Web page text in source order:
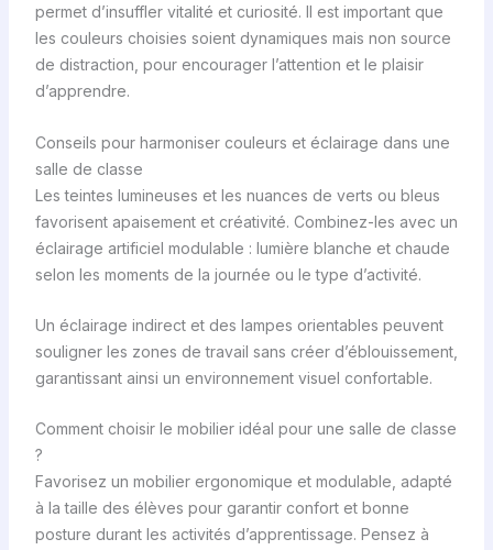
permet d’insuffler vitalité et curiosité. Il est important que
les couleurs choisies soient dynamiques mais non source
de distraction, pour encourager l’attention et le plaisir
d’apprendre.
Conseils pour harmoniser couleurs et éclairage dans une
salle de classe
Les teintes lumineuses et les nuances de verts ou bleus
favorisent apaisement et créativité. Combinez-les avec un
éclairage artificiel modulable : lumière blanche et chaude
selon les moments de la journée ou le type d’activité.
Un éclairage indirect et des lampes orientables peuvent
souligner les zones de travail sans créer d’éblouissement,
garantissant ainsi un environnement visuel confortable.
Comment choisir le mobilier idéal pour une salle de classe
?
Favorisez un mobilier ergonomique et modulable, adapté
à la taille des élèves pour garantir confort et bonne
posture durant les activités d’apprentissage. Pensez à